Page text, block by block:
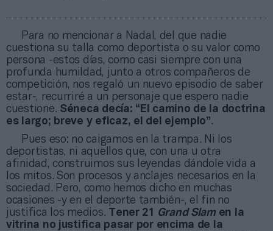
Para no mencionar a Nadal, del que nadie
cuestiona su talla como deportista o su valor como
persona -estos días, como casi siempre con una
profunda humildad, junto a otros compañeros de
competición, nos regaló un nuevo episodio de saber
estar-, recurriré a un personaje que espero nadie
cuestione. Séneca decía: “El camino de la doctrina
es largo; breve y eficaz, el del ejemplo”.
Pues eso: no caigamos en la trampa. Ni los
deportistas, ni aquellos que, con una u otra
afinidad, construimos sus leyendas dándole vida a
los mitos. Son procesos y anclajes necesarios en la
sociedad. Pero, como hemos dicho en muchas
ocasiones -y en el deporte también-, el fin no
justifica los medios.
Tener 21 Grand Slamen la
vitrina no justifica pasar por encima de la